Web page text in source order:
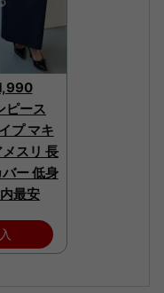
ピース
プ マキ
スリ 長
ー 低身
最安